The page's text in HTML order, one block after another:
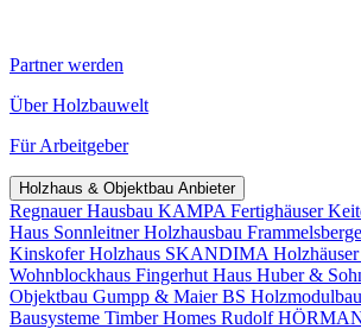
Partner werden
Über Holzbauwelt
Für Arbeitgeber
Holzhaus & Objektbau Anbieter
Regnauer Hausbau KAMPA Fertighäuser
Haus Sonnleitner Holzhausbau
Kinskofer Holzhaus SKANDIMA Holzhäuser
Wohnblockhaus Fingerhut Haus Huber &
Objektbau Gumpp & MaierBS Holzmodulbau
Bausysteme Timber Homes Rudolf